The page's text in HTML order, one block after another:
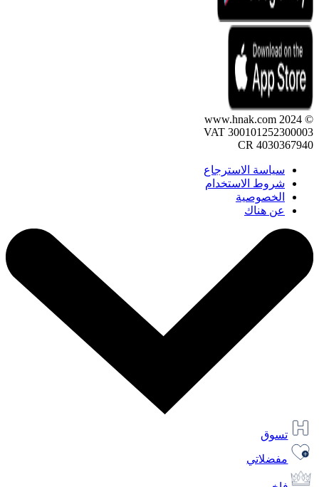
© 2024 www.hnak.com
VAT 300101252300003
CR 4030367940
سياسة الاسترجاع
شروط الاستخدام
الخصوصية
عن هناك
تسوق
مفضلاتي